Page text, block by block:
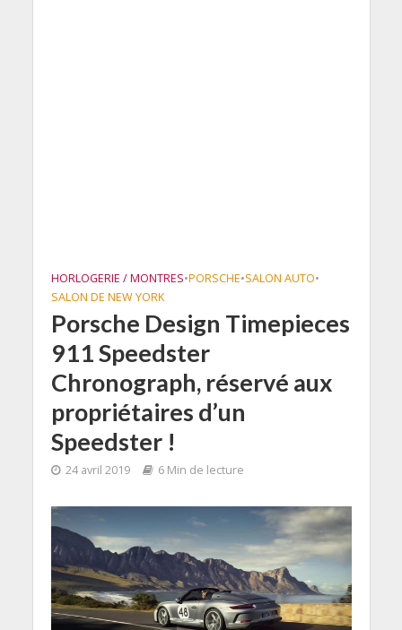
HORLOGERIE / MONTRES•PORSCHE•SALON AUTO•
SALON DE NEW YORK
Porsche Design Timepieces
911 Speedster
Chronograph, réservé aux
propriétaires d’un
Speedster !
24 avril 2019 6 Min de lecture